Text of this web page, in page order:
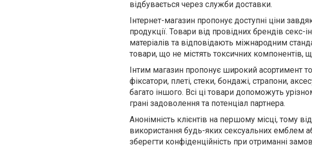
відбувається через служби доставки.
Інтернет-магазин пропонує доступні ціни
продукції. Товари від провідних брендів секс-
матеріалів та відповідають міжнародним
товари, що не містять токсичних компонентів,
Інтим магазин пропонує широкий
фіксатори, плеті, стеки, бондажі, страпони,
багато іншого. Всі ці товари допоможуть
грані задоволення та потенціал партнера.
Анонімність клієнтів на першому місці, тому
використання будь-яких сексуальних емблем
зберегти конфіденційність при отриманні